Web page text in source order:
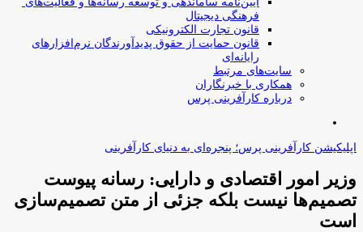
فرهنگی دیجیتال
قانون تجارت الکترونیکی
قانون حمایت از حقوق پدیدآورندگان نرم‌افزارهای
رایانه‌ای
سایت‌های مرتبط
همکاری با خبرنگاران
درباره کارآفرینی پرس
اپلیکیشن کارآفرینی پرس؛ پنجره‌ای به دنیای کارآفرینی
وزیر امور اقتصادی و دارایی: رسانه پیوست
تصمیم‌ها نیست بلکه جزئی از متن تصمیم‌سازی
است